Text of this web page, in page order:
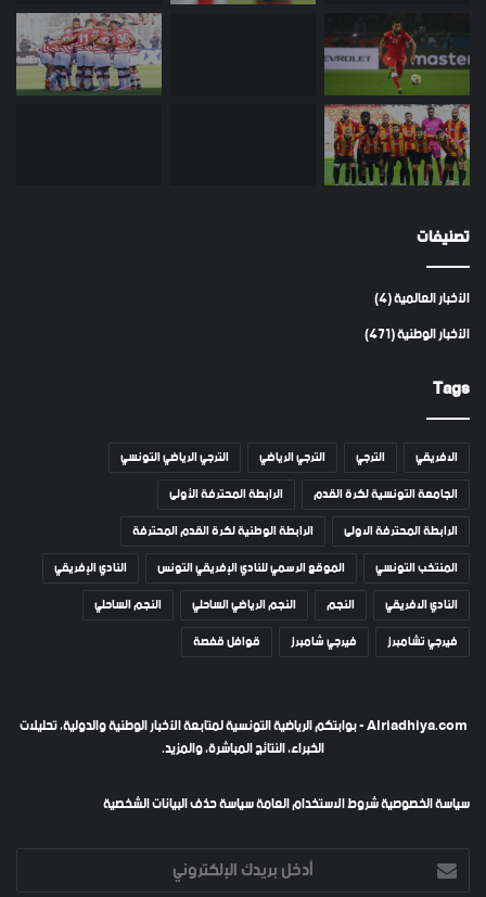
تصنيفات
الأخبار العالمية(4)
الأخبار الوطنية(471)
Tags
الافريقي الترجي الترجي الرياضي
الترجي الرياضي التونسي
الجامعة التونسية لكرة القدم
الرابطة المحترفة الأولى
الرابطة المحترفة الاولى
الرابطة الوطنية لكرة القدم المحترفة
المنتخب التونسي
الموقع الرسمي للنادي الإفريقي التونس
النادي الإفريقي
النادي الافريقي
النجم النجم الرياضي الساحلي
النجم الساحلي
فيرجي تشامبرز
فيرجي شامبرز قوافل قفصة
Alriadhiya.com - بوابتكم الرياضية التونسية لمتابعة الأخبار الوطنية والدولية، تحليلات
الخبراء، النتائج المباشرة، والمزيد.
سياسة الخصوصيةشروط الاستخدام العامةسياسة حذف البيانات الشخصية
أدخل
بريدك